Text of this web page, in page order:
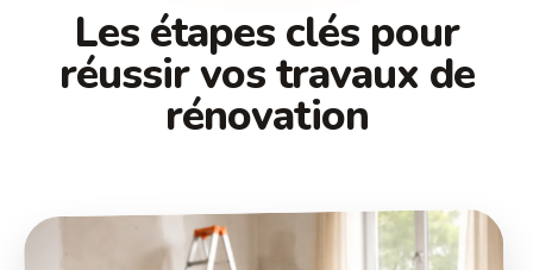
Les étapes clés pour
réussir vos travaux de
rénovation